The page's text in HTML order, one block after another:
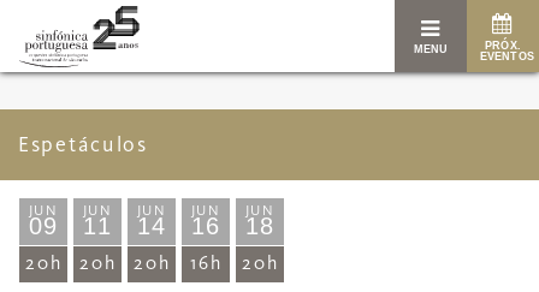
MENU
PRÓX.
EVENTOS
Espetáculos
JUN
09
20h
JUN
11
20h
JUN
14
20h
JUN
16
16h
JUN
18
20h